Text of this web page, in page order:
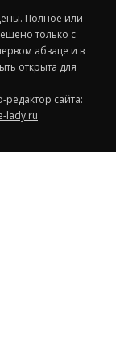
Полное или
только с
абзаце и в
открыта для
сайта:
lady.ru